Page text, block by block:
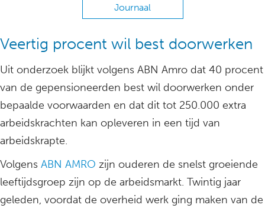
Journaal
Veertig procent wil best doorwerken
Uit onderzoek blijkt volgens ABN Amro dat 40 procent
van de gepensioneerden best wil doorwerken onder
bepaalde voorwaarden en dat dit tot 250.000 extra
arbeidskrachten kan opleveren in een tijd van
arbeidskrapte.
Volgens ABN AMRO zijn ouderen de snelst groeiende
leeftijdsgroep zijn op de arbeidsmarkt. Twintig jaar
geleden, voordat de overheid werk ging maken van de